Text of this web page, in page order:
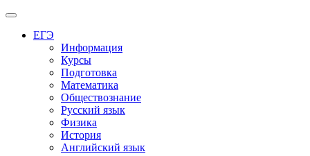
Меню
ЕГЭ
Информация
Курсы
Подготовка
Математика
Обществознание
Русский язык
Физика
История
Английский язык